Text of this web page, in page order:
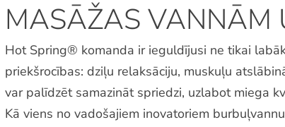
MASĀŽAS VANNĀM
Hot Spring® komanda ir ieguldījusi ne tikai
priekšrocības: dziļu relaksāciju, muskuļu
var palīdzēt samazināt spriedzi, uzlabot miega
Kā viens no vadošajiem inovatoriem